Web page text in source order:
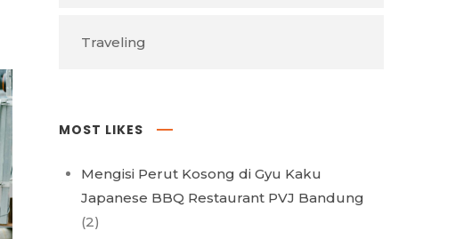
Traveling
MOST LIKES
Mengisi Perut Kosong di Gyu Kaku
Japanese BBQ Restaurant PVJ Bandung
(2)